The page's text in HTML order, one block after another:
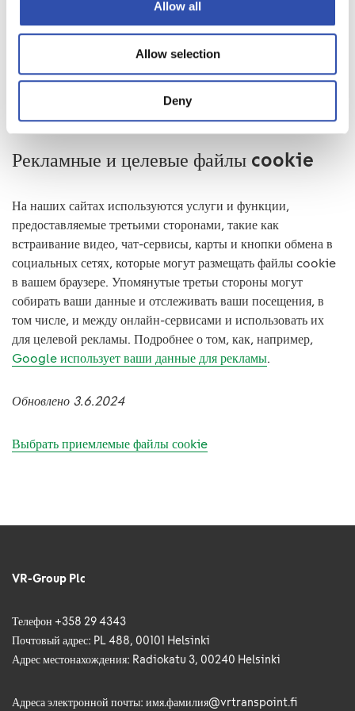
Allow all
Allow selection
Deny
лицам, а изучаем сводные статистические данные,
например, количество и время просмотров страниц сайта.
Для отслеживания пользования нашими онлайн-сервисами
мы используем программное обеспечение Google
Рекламные и целевые файлы cookie
На наших сайтах используются услуги и функции,
предоставляемые третьими сторонами, такие как
встраивание видео, чат-сервисы, карты и кнопки обмена в
социальных сетях, которые могут размещать файлы cookie
в вашем браузере. Упомянутые третьи стороны могут
собирать ваши данные и отслеживать ваши посещения, в
том числе, и между онлайн-сервисами и использовать их
для целевой рекламы. Подробнее о том, как, например,
Google использует ваши данные для рекламы.
Обновлено 3.6.2024
Выбрать приемлемые файлы сооkie
VR-Group Plc
Телефон +358 29 4343
Почтовый адрес: PL 488, 00101 Helsinki
Адрес местонахождения: Radiokatu 3, 00240 Helsinki
Адреса электронной почты: имя.фамилия@vrtranspoint.fi